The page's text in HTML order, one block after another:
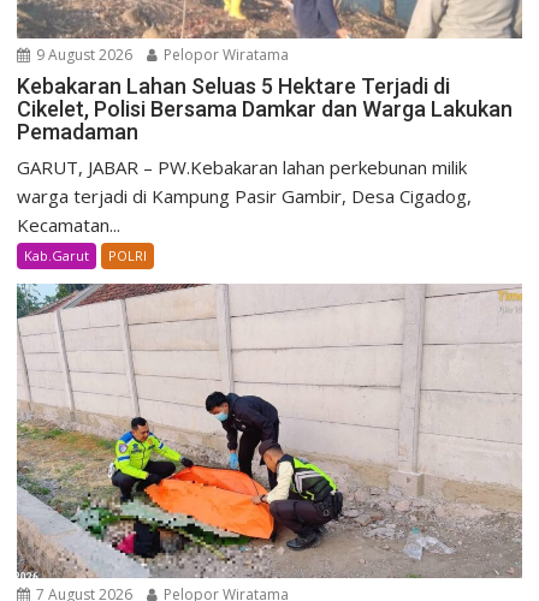
9 August 2026 Pelopor Wiratama
Kebakaran Lahan Seluas 5 Hektare Terjadi di
Cikelet, Polisi Bersama Damkar dan Warga Lakukan
Pemadaman
GARUT, JABAR – PW.Kebakaran lahan perkebunan milik
warga terjadi di Kampung Pasir Gambir, Desa Cigadog,
Kecamatan...
Kab.Garut POLRI
7 August 2026 Pelopor Wiratama